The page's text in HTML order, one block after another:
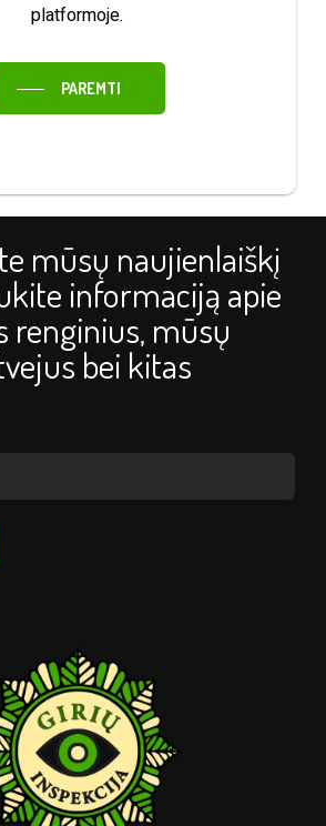
platformoje.
PAREMTI
mūsų naujienlaiškį
informaciją apie
renginius, mūsų
bei kitas